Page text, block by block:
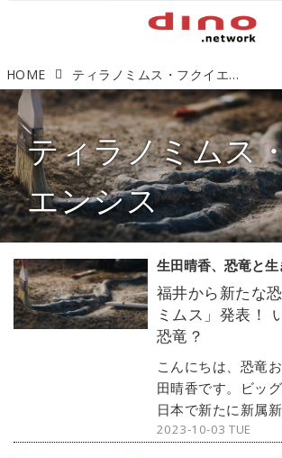
HOME ティラノミムス・フクイエンシス
ティラノミムス
エンシス
福井から新たな
ミムス」発表！
恐竜？
こんにちは、恐竜
田晴香です。ビッ
日本で新たに新属
されました。その
2023-10-03 TUE
生田晴香、恐竜と生